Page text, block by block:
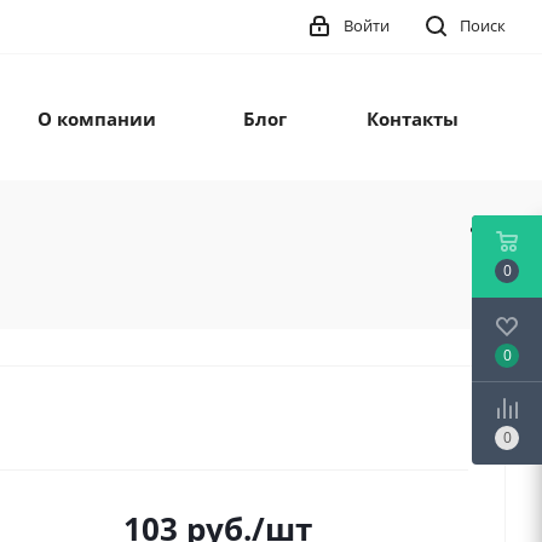
Поиск
Войти
О компании Блог Контакты
103 руб./шт
0
0
0